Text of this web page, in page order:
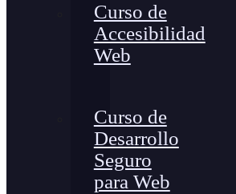
Curso de
Accesibilidad
Web
Curso de
Desarrollo
Seguro
para Web